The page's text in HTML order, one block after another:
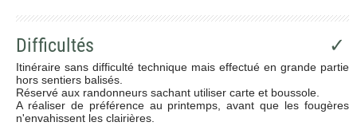
Difficultés ✓
Itinéraire sans difficulté technique mais effectué en grande partie
hors sentiers balisés.
Réservé aux randonneurs sachant utiliser carte et boussole.
A réaliser de préférence au printemps, avant que les fougères
n'envahissent les clairières.